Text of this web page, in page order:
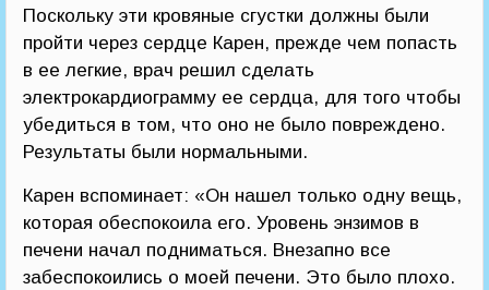
Поскольку эти кровяные сгустки должны были
пройти через сердце Карен, прежде чем попасть
в ее легкие, врач решил сделать
электрокардиограмму ее сердца, для того чтобы
убедиться в том, что оно не было повреждено.
Результаты были нормальными.
Карен вспоминает: «Он нашел только одну вещь,
которая обеспокоила его. Уровень энзимов в
печени начал подниматься. Внезапно все
забеспокоились о моей печени. Это было плохо.